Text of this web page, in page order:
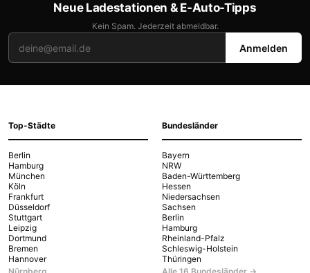
Neue Ladestationen & E-Auto-Tipps
Kein Spam. Jederzeit abmeldbar.
Anmelden
Top-Städte
Berlin
Hamburg
München
Köln
Frankfurt
Düsseldorf
Stuttgart
Leipzig
Dortmund
Bremen
Hannover
Bundesländer
Bayern
NRW
Baden-Württemberg
Hessen
Niedersachsen
Sachsen
Berlin
Hamburg
Rheinland-Pfalz
Schleswig-Holstein
Thüringen